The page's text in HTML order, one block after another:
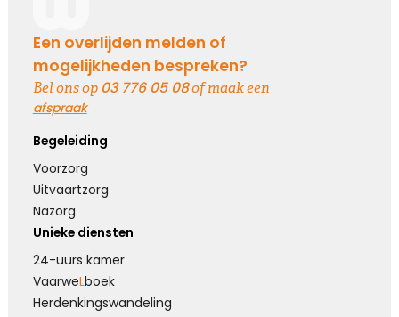
Een overlijden melden of
mogelijkheden bespreken?
Bel ons op 03 776 05 08of maak een
afspraak
Begeleiding
Voorzorg
Uitvaartzorg
Nazorg
Unieke diensten
24-uurs kamer
VaarweLboek
Herdenkings­wandeling